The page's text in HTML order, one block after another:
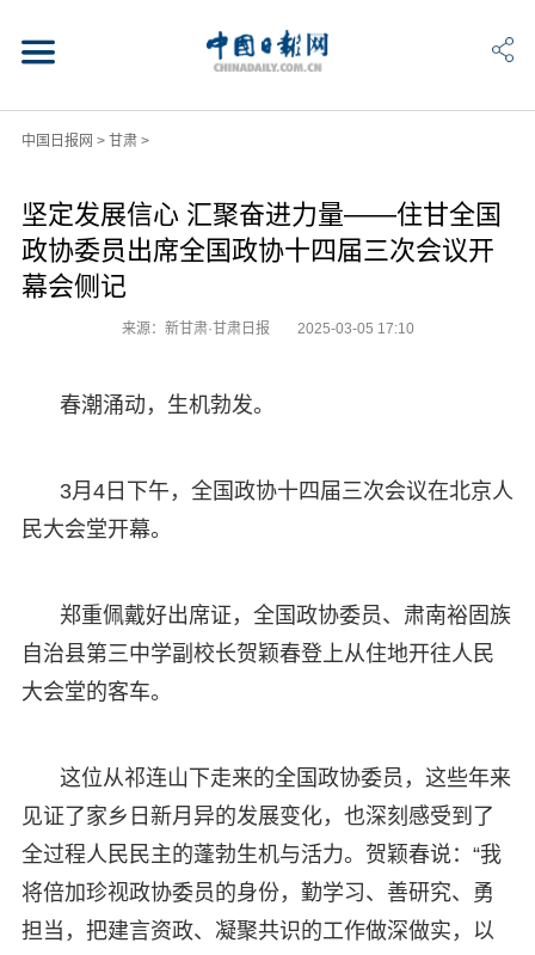
中国日报网 > 甘肃>
坚定发展信心 汇聚奋进力量——住甘全国
政协委员出席全国政协十四届三次会议开
幕会侧记
来源：新甘肃·甘肃日报 2025-03-05 17:10
春潮涌动，生机勃发。
3月4日下午，全国政协十四届三次会议在北京人
民大会堂开幕。
郑重佩戴好出席证，全国政协委员、肃南裕固族
自治县第三中学副校长贺颖春登上从住地开往人民
大会堂的客车。
这位从祁连山下走来的全国政协委员，这些年来
见证了家乡日新月异的发展变化，也深刻感受到了
全过程人民民主的蓬勃生机与活力。贺颖春说：“我
将倍加珍视政协委员的身份，勤学习、善研究、勇
担当，把建言资政、凝聚共识的工作做深做实，以